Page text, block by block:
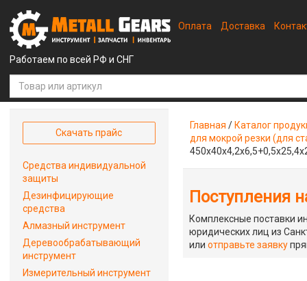
Работаем по всей РФ и СНГ
Оплата Доставка
Главная / Каталог
для мокрой резки (для
Поступления
Комплексные поставки
юридических лиц из
илиотправьте заявку
Скачать прайс
Средства индивидуальной
защиты
Дезинфицирующие
средства
Алмазный инструмент
Деревообрабатывающий
инструмент
Измерительный инструмент